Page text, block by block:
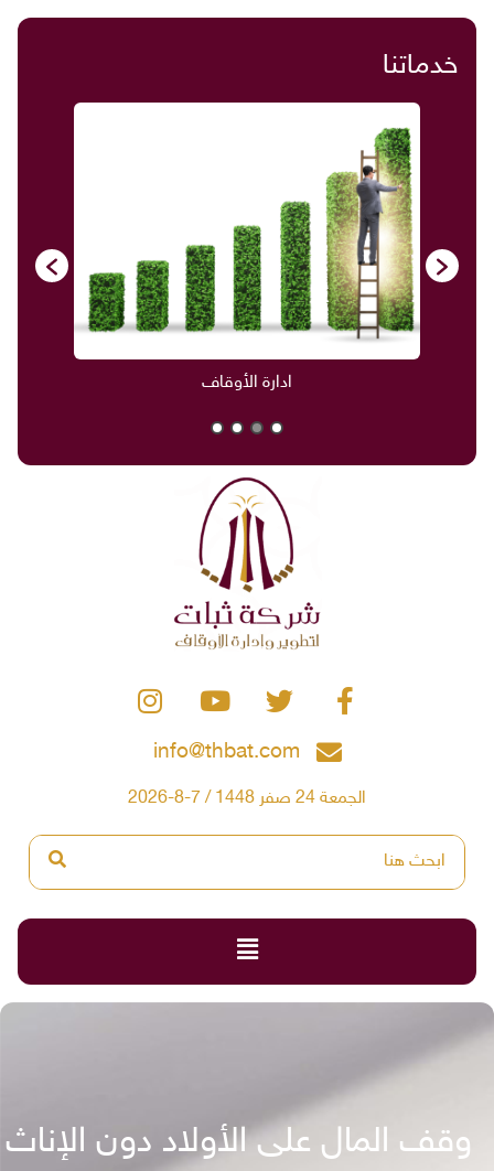
خدماتنا
ادارة الأوقاف
info@thbat.com
الجمعة 24 صفر 1448 / 7-8-2026
وقف المال على الأولاد دون الإناث